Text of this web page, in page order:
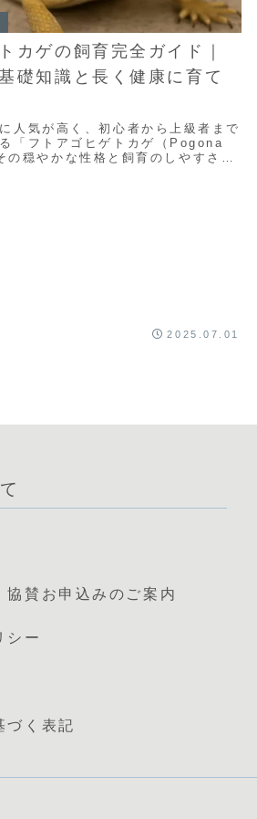
カゲの飼育完全ガイド｜
礎知識と長く健康に育て
人気が高く、初心者から上級者まで
「フトアゴヒゲトカゲ（Pogona
穏やかな性格と飼育のしやすさか
2025.07.01
協賛お申込みのご案内
シー
づく表記